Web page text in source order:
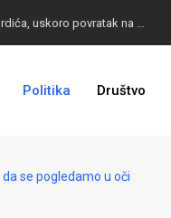
Politika Društvo
da se pogledamo u oči